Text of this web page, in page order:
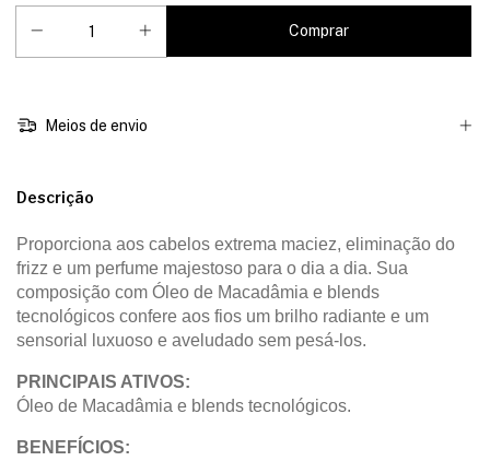
Meios de envio
Descrição
Proporciona aos cabelos extrema maciez, eliminação do
frizz e um perfume majestoso para o dia a dia. Sua
composição com Óleo de Macadâmia e blends
tecnológicos confere aos fios um brilho radiante e um
sensorial luxuoso e aveludado sem pesá-los.
PRINCIPAIS ATIVOS:
Óleo de Macadâmia e blends tecnológicos.
BENEFÍCIOS: